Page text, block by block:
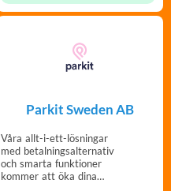
Parkit Sweden AB
Våra allt-i-ett-lösningar
med betalningsalternativ
och smarta funktioner
kommer att öka dina